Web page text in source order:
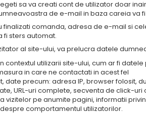
sa va creati cont de utilizator doar
de e-mail in baza careia va
finalizati comanda, adresa de e-mail si
fi sters automat.
al site-ului, va prelucra datele
contextul utilizarii site-ului, cum ar fi
in care ne contactati in acest fel
date precum: adresa IP, browser folosit,
URL-uri complete, secventa de click-
vizitelor pe anumite pagini, informatii
comportamentul utilizatorilor.